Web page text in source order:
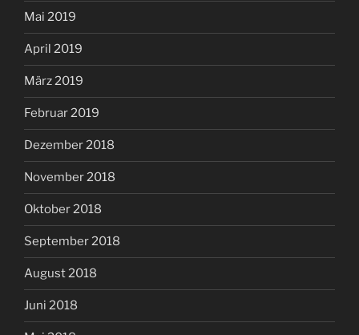
Mai 2019
April 2019
März 2019
Februar 2019
Dezember 2018
November 2018
Oktober 2018
September 2018
August 2018
Juni 2018